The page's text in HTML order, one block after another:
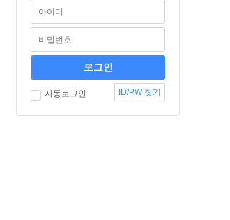
자동로그인 ID/PW 찾기